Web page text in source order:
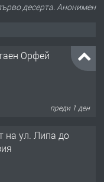
десерта. Анонимен
Орфей
преди 1 ден
на ул. Липа до